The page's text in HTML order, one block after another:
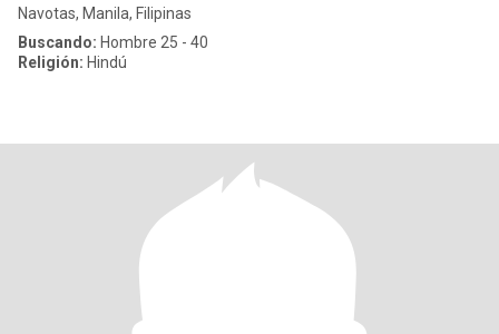
Navotas, Manila, Filipinas
Buscando: Hombre 25 - 40
Religión: Hindú